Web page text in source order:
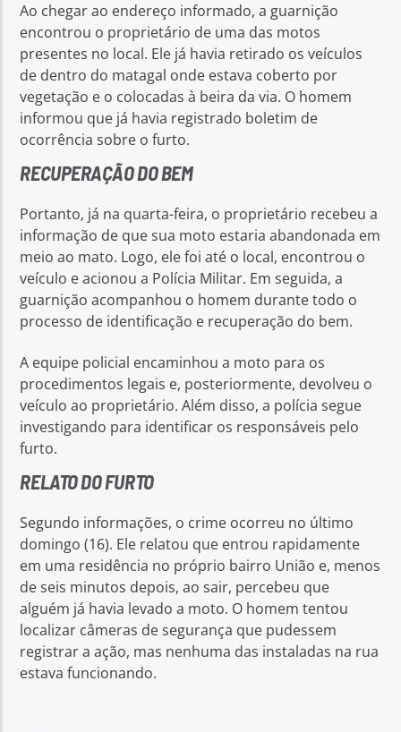
Ao chegar ao endereço informado, a guarnição
encontrou o proprietário de uma das motos
presentes no local. Ele já havia retirado os veículos
de dentro do matagal onde estava coberto por
vegetação e o colocadas à beira da via. O homem
informou que já havia registrado boletim de
ocorrência sobre o furto.
RECUPERAÇÃO DO BEM
Portanto, já na quarta-feira, o proprietário recebeu a
informação de que sua moto estaria abandonada em
meio ao mato. Logo, ele foi até o local, encontrou o
veículo e acionou a Polícia Militar. Em seguida, a
guarnição acompanhou o homem durante todo o
processo de identificação e recuperação do bem.
A equipe policial encaminhou a moto para os
procedimentos legais e, posteriormente, devolveu o
veículo ao proprietário. Além disso, a polícia segue
investigando para identificar os responsáveis pelo
furto.
RELATO DO FURTO
Segundo informações, o crime ocorreu no último
domingo (16). Ele relatou que entrou rapidamente
em uma residência no próprio bairro União e, menos
de seis minutos depois, ao sair, percebeu que
alguém já havia levado a moto. O homem tentou
localizar câmeras de segurança que pudessem
registrar a ação, mas nenhuma das instaladas na rua
estava funcionando.